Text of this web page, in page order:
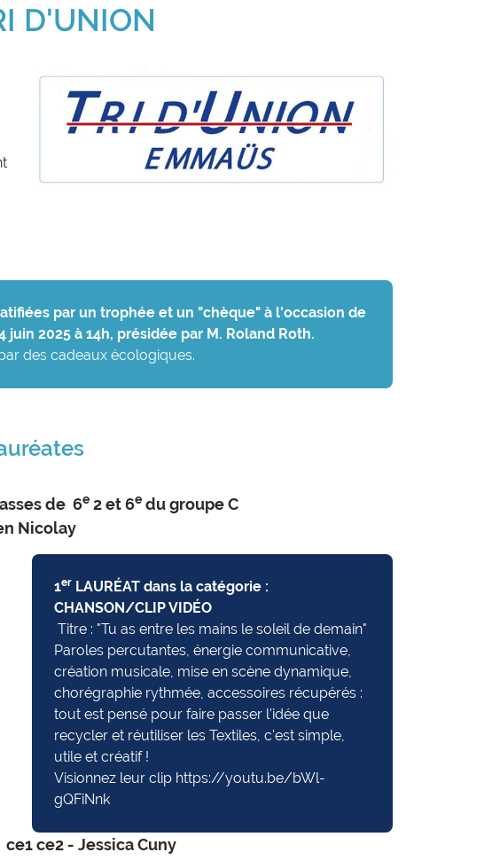
D'UNION
par un trophée et un "chèque" à l'occasion de
2025 à 14h, présidée par M. Roland Roth.
des cadeaux écologiques.
de 6e 2 et 6e du groupe C
Nicolay
1erLAURÉAT dans la catégorie :
CHANSON/CLIP VIDÉO
Titre : "Tu as entre les mains le soleil de demain"
Paroles percutantes, énergie communicative,
création musicale, mise en scène dynamique,
chorégraphie rythmée, accessoires récupérés :
tout est pensé pour faire passer l'idée que
recycler et réutiliser les Textiles, c'est simple,
utile et créatif !
Visionnez leur clip https://youtu.be/bWl-
gQFiNnk
ce2 - Jessica Cuny